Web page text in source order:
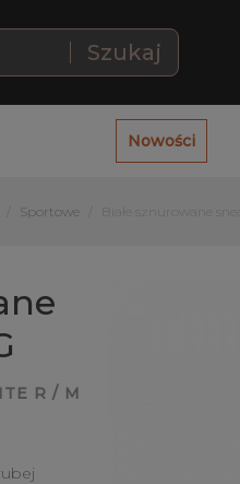
Szukaj
Nowości
Sportowe Białe sznurowane
R / M